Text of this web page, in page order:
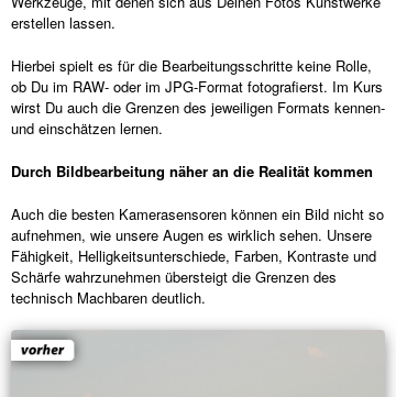
erstellen lassen.
Hierbei spielt es für die Bearbeitungsschritte keine Rolle,
ob Du im RAW- oder im JPG-Format fotografierst. Im Kurs
wirst Du auch die Grenzen des jeweiligen Formats kennen-
und einschätzen lernen.
Durch Bildbearbeitung näher an die Realität kommen
Auch die besten Kamerasensoren können ein Bild nicht so
aufnehmen, wie unsere Augen es wirklich sehen. Unsere
Fähigkeit, Helligkeitsunterschiede, Farben, Kontraste und
Schärfe wahrzunehmen übersteigt die Grenzen des
technisch Machbaren deutlich.